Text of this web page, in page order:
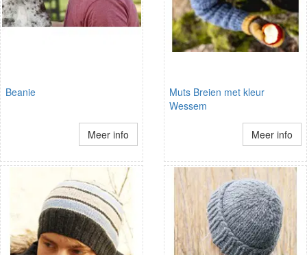
Beanie
Meer info
Muts Breien met kleur
Wessem
Meer info